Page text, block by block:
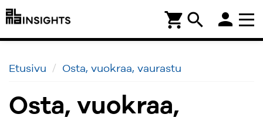
search
shopping_cart person
Etusivu Osta, vuokraa, vaurastu
Osta, vuokraa,